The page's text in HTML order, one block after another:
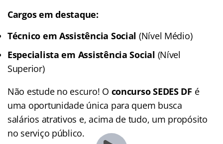
Cargos em destaque:
Técnico em Assistência Social (Nível Médio)
Especialista em Assistência Social (Nível
Superior)
Não estude no escuro! O concurso SEDES DF é
uma oportunidade única para quem busca
salários atrativos e, acima de tudo, um propósito
no serviço público.